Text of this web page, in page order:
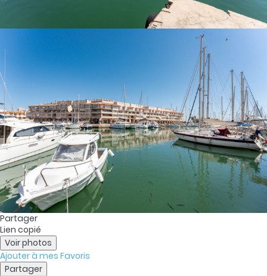
Partager
Lien copié
Voir photos
Ajouter à mes Favoris
Partager